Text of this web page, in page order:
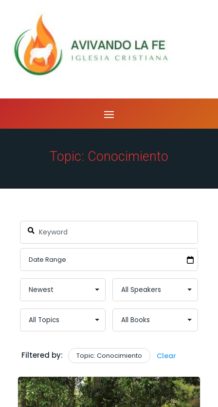
Topic: Conocimiento
Filtered by: Topic: Conocimiento Clear